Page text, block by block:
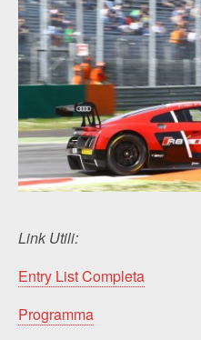
Link Utili:
Entry List Completa
Programma